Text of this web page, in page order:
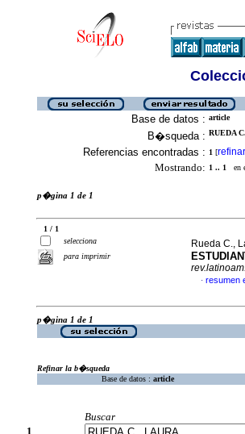
Base de datos : article
B�squeda : RUEDA
Referencias encontradas : 1 [refinar
Mostrando: 1 .. 1 en
p�gina 1 de 1
1 / 1
selecciona
para imprimir
Rueda C.,
· resumen
p�gina 1 de 1
Refinar la b�squeda
Base de datos : article
Buscar
1